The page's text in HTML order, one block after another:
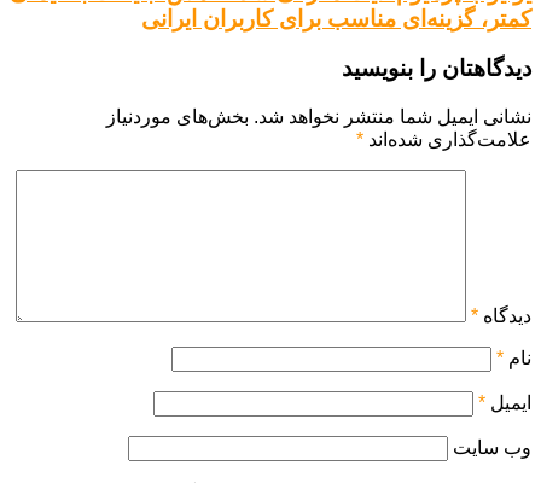
کمتر، گزینه‌ای مناسب برای کاربران ایرانی
دیدگاهتان را بنویسید
نشانی ایمیل شما منتشر نخواهد شد. بخش‌های موردنیاز
علامت‌گذاری شده‌اند *
دیدگاه *
نام *
ایمیل *
وب‌ سایت